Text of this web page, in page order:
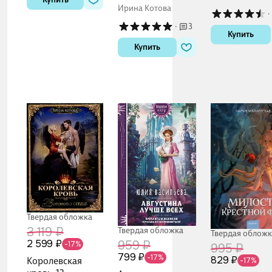
Ч. 2
Ирина Котова
·
3
Купить
мир! / Богиня
благословляет
этот
·
Купить
Твердая обложка
3 119 ₽
2 599 ₽ -17%
Королевская
Твердая обложка
959 ₽
799 ₽ -17%
Твердая
995 ₽
829 ₽ -17%